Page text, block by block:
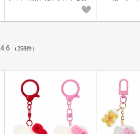
守り バイカー アメ雑 ア
4.6 （258件）